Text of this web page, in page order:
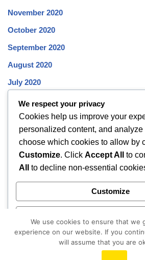
November 2020
October 2020
September 2020
August 2020
July 2020
June 2020
May 2020
April 2020
March 2020
February 2020
December 2019
November 2019
October 2019
We respect your privacy
Cookies help us improve your
personalized content, and analyze
choose which cookies to allow by
Customize. Click Accept All to
All
to decline non-essential
Customize
Accept All
We use cookies to ensure that we
experience on our website. If you
will assume that you are